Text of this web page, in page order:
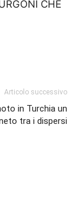
CHE
Articolo successivo
in Turchia un
tra i dispersi